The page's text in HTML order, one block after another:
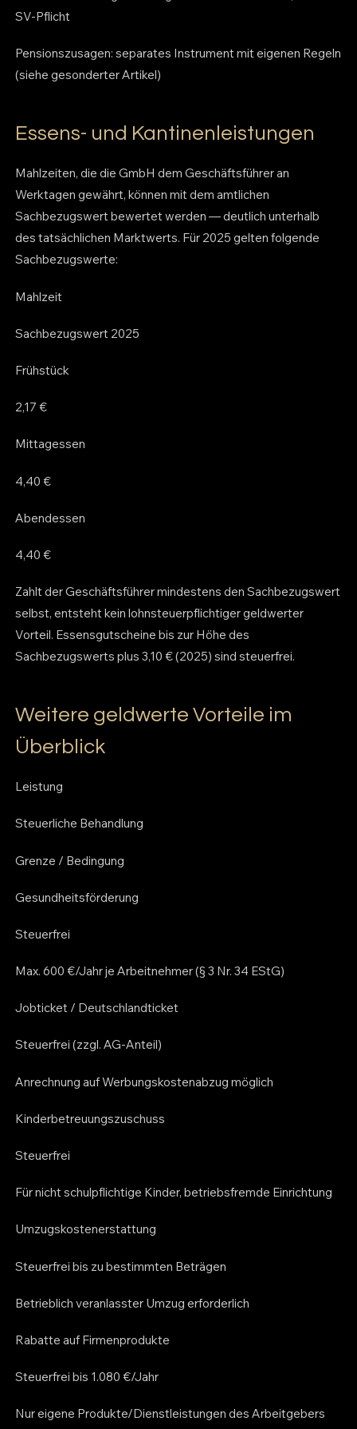
SV-Pflicht
Pensionszusagen: separates Instrument mit eigenen Regeln
(siehe gesonderter Artikel)
Essens- und Kantinenleistungen
Mahlzeiten, die die GmbH dem Geschäftsführer an
Werktagen gewährt, können mit dem amtlichen
Sachbezugswert bewertet werden — deutlich unterhalb
des tatsächlichen Marktwerts. Für 2025 gelten folgende
Sachbezugswerte:
Mahlzeit
Sachbezugswert 2025
Frühstück
2,17 €
Mittagessen
4,40 €
Abendessen
4,40 €
Zahlt der Geschäftsführer mindestens den Sachbezugswert
selbst, entsteht kein lohnsteuerpflichtiger geldwerter
Vorteil. Essensgutscheine bis zur Höhe des
Sachbezugswerts plus 3,10 € (2025) sind steuerfrei.
Weitere geldwerte Vorteile im
Überblick
Leistung
Steuerliche Behandlung
Grenze / Bedingung
Gesundheitsförderung
Steuerfrei
Max. 600 €/Jahr je Arbeitnehmer (§ 3 Nr. 34 EStG)
Jobticket / Deutschlandticket
Steuerfrei (zzgl. AG-Anteil)
Anrechnung auf Werbungskostenabzug möglich
Kinderbetreuungszuschuss
Steuerfrei
Für nicht schulpflichtige Kinder, betriebsfremde Einrichtung
Umzugskostenerstattung
Steuerfrei bis zu bestimmten Beträgen
Betrieblich veranlasster Umzug erforderlich
Rabatte auf Firmenprodukte
Steuerfrei bis 1.080 €/Jahr
Nur eigene Produkte/Dienstleistungen des Arbeitgebers